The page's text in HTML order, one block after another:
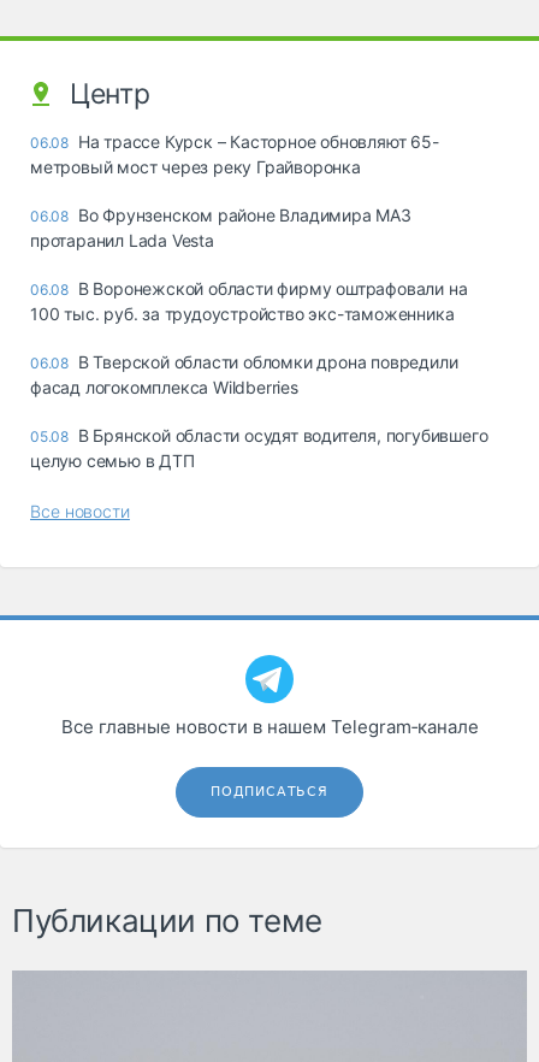
Центр
06.08 На трассе Курск – Касторное обновляют 65-
метровый мост через реку Грайворонка
06.08 Во Фрунзенском районе Владимира МАЗ
протаранил Lada Vesta
06.08 В Воронежской области фирму оштрафовали на
100 тыс. руб. за трудоустройство экс-таможенника
06.08 В Тверской области обломки дрона повредили
фасад логокомплекса Wildberries
05.08 В Брянской области осудят водителя, погубившего
целую семью в ДТП
Все новости
Все главные новости в нашем Telegram‑канале
ПОДПИСАТЬСЯ
Публикации по теме